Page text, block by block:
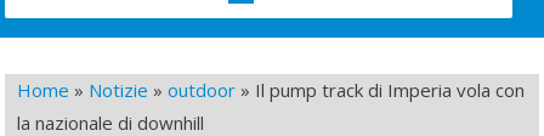
Home » Notizie »outdoor » Il pump track di Imperia vola con
la nazionale di downhill